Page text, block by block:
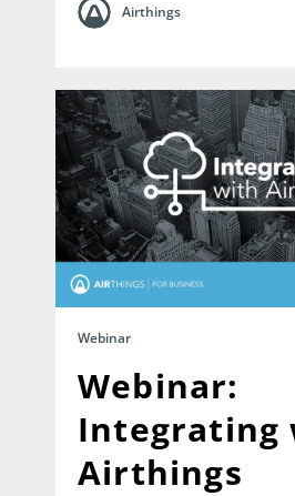
Airthings
Webinar
Webinar:
Integrating
Airthings